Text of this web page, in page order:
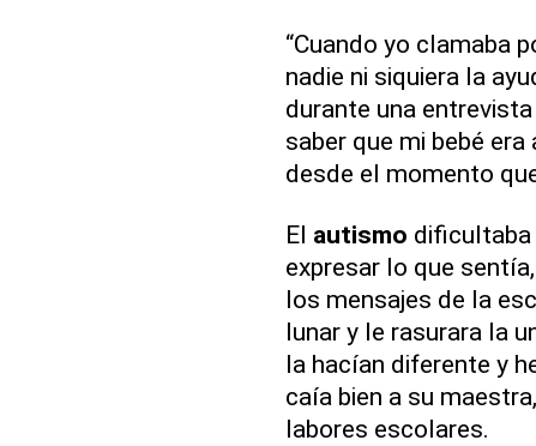
“Cuando yo clamaba
nadie ni siquiera la
durante una
saber que mi bebé
desde el momento
El autismo dificultaba
expresar lo que
los mensajes de la
lunar y le rasurara la
la hacían diferente y
caía bien a su
labores escolares.